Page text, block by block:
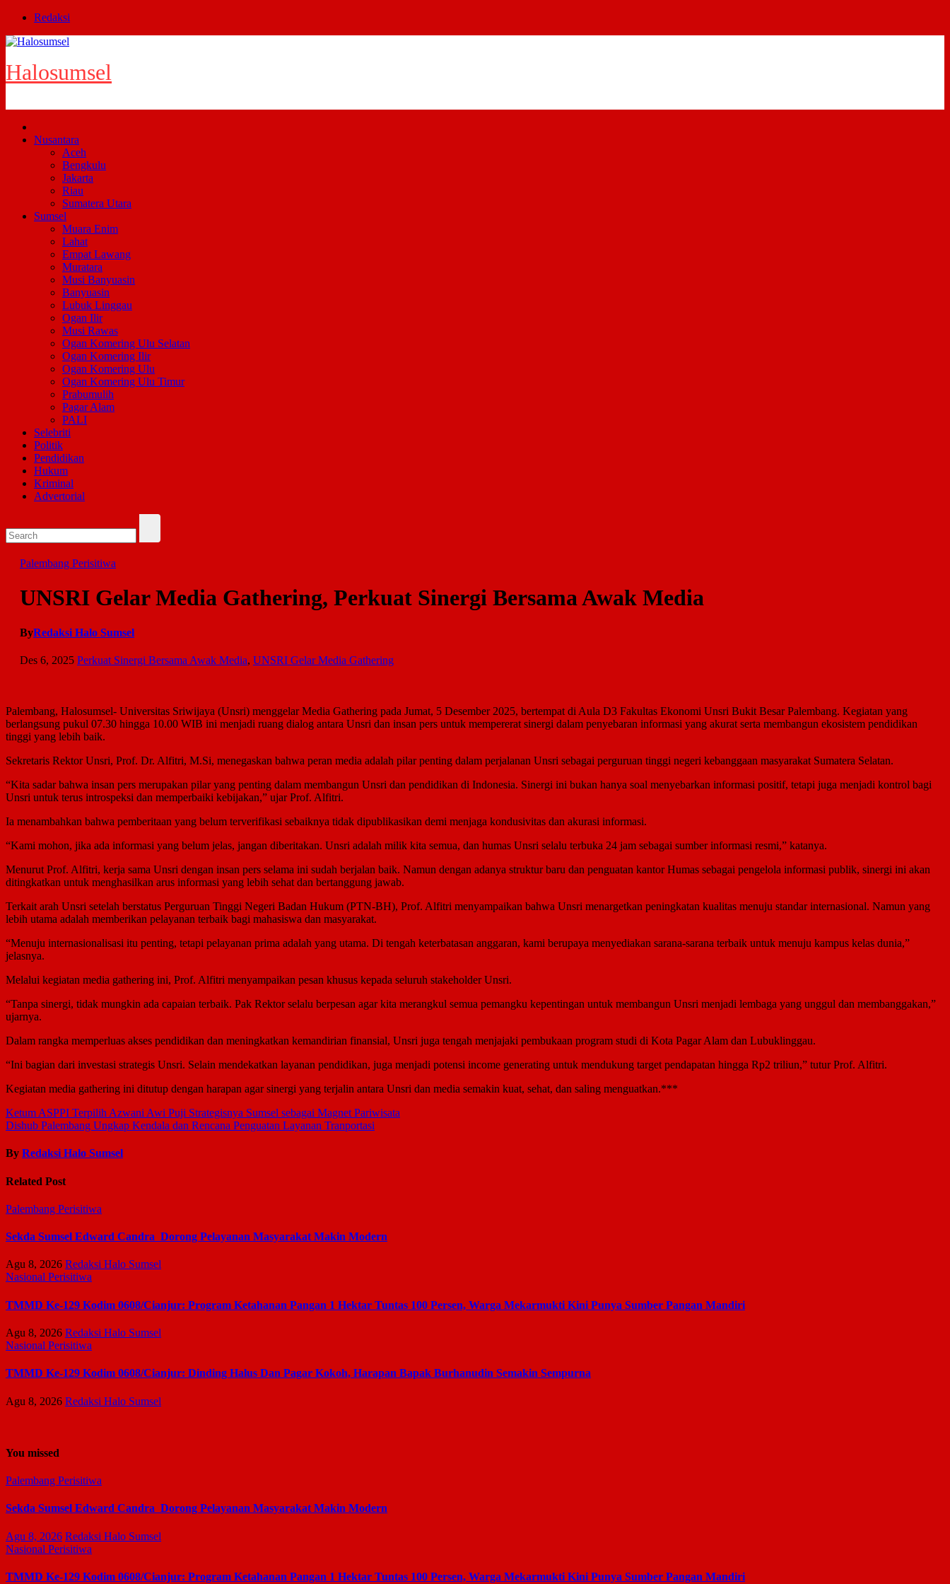
Skip
content
Redaksi
Halosumsel
Nusantara
Aceh
Bengkulu
Jakarta
Riau
Sumatera Utara
Sumsel
Muara Enim
Lahat
Empat Lawang
Muratara
Musi Banyuasin
Banyuasin
Lubuk Linggau
Ogan Ilir
Musi Rawas
Ogan Komering Ulu Selatan
Ogan Komering Ilir
Ogan Komering Ulu
Ogan Komering Ulu Timur
Prabumulih
Pagar Alam
PALI
Selebriti
Politik
Pendidikan
Hukum
Kriminal
Advertorial
Palembang Perisitiwa
UNSRI Gelar Media Gathering, Perkuat Sinergi Bersama Awak Media
ByRedaksi Halo Sumsel
Des 6, 2025 Perkuat Sinergi Bersama Awak Media, UNSRI Gelar Media Gathering
Palembang, Halosumsel- Universitas Sriwijaya (Unsri) menggelar Media Gathering pada Jumat, 5 Desember 2025, bertempat di Aula D3 Fakultas Ekonomi Unsri Bukit Besar Palembang. Kegiatan yang
berlangsung pukul 07.30 hingga 10.00 WIB ini menjadi ruang dialog antara Unsri dan insan pers untuk mempererat sinergi dalam penyebaran informasi yang akurat serta membangun ekosistem pendidikan
tinggi yang lebih baik.
Sekretaris Rektor Unsri, Prof. Dr. Alfitri, M.Si, menegaskan bahwa peran media adalah pilar penting dalam perjalanan Unsri sebagai perguruan tinggi negeri kebanggaan masyarakat Sumatera Selatan.
“Kita sadar bahwa insan pers merupakan pilar yang penting dalam membangun Unsri dan pendidikan di Indonesia. Sinergi ini bukan hanya soal menyebarkan informasi positif, tetapi juga menjadi kontrol bagi
Unsri untuk terus introspeksi dan memperbaiki kebijakan,” ujar Prof. Alfitri.
Ia menambahkan bahwa pemberitaan yang belum terverifikasi sebaiknya tidak dipublikasikan demi menjaga kondusivitas dan akurasi informasi.
“Kami mohon, jika ada informasi yang belum jelas, jangan diberitakan. Unsri adalah milik kita semua, dan humas Unsri selalu terbuka 24 jam sebagai sumber informasi resmi,” katanya.
Menurut Prof. Alfitri, kerja sama Unsri dengan insan pers selama ini sudah berjalan baik. Namun dengan adanya struktur baru dan penguatan kantor Humas sebagai pengelola informasi publik, sinergi ini akan
ditingkatkan untuk menghasilkan arus informasi yang lebih sehat dan bertanggung jawab.
Terkait arah Unsri setelah berstatus Perguruan Tinggi Negeri Badan Hukum (PTN-BH), Prof. Alfitri menyampaikan bahwa Unsri menargetkan peningkatan kualitas menuju standar internasional. Namun yang
lebih utama adalah memberikan pelayanan terbaik bagi mahasiswa dan masyarakat.
“Menuju internasionalisasi itu penting, tetapi pelayanan prima adalah yang utama. Di tengah keterbatasan anggaran, kami berupaya menyediakan sarana-sarana terbaik untuk menuju kampus kelas dunia,”
jelasnya.
Melalui kegiatan media gathering ini, Prof. Alfitri menyampaikan pesan khusus kepada seluruh stakeholder Unsri.
“Tanpa sinergi, tidak mungkin ada capaian terbaik. Pak Rektor selalu berpesan agar kita merangkul semua pemangku kepentingan untuk membangun Unsri menjadi lembaga yang unggul dan membanggakan,”
ujarnya.
Dalam rangka memperluas akses pendidikan dan meningkatkan kemandirian finansial, Unsri juga tengah menjajaki pembukaan program studi di Kota Pagar Alam dan Lubuklinggau.
“Ini bagian dari investasi strategis Unsri. Selain mendekatkan layanan pendidikan, juga menjadi potensi income generating untuk mendukung target pendapatan hingga Rp2 triliun,” tutur Prof. Alfitri.
Kegiatan media gathering ini ditutup dengan harapan agar sinergi yang terjalin antara Unsri dan media semakin kuat, sehat, dan saling menguatkan.***
Navigasi
pos
Ketum ASPPI Terpilih Azwani Awi Puji Strategisnya Sumsel sebagai Magnet Pariwisata
Dishub Palembang Ungkap Kendala dan Rencana Penguatan Layanan Tranportasi
By Redaksi Halo Sumsel
Related Post
Palembang Perisitiwa
Sekda Sumsel Edward Candra Dorong Pelayanan Masyarakat Makin Modern
Agu 8, 2026 Redaksi Halo Sumsel
Nasional Perisitiwa
TMMD Ke-129 Kodim 0608/Cianjur: Program Ketahanan Pangan 1 Hektar Tuntas 100 Persen, Warga Mekarmukti Kini Punya Sumber Pangan Mandiri
Agu 8, 2026 Redaksi Halo Sumsel
Nasional Perisitiwa
TMMD Ke-129 Kodim 0608/Cianjur: Dinding Halus Dan Pagar Kokoh, Harapan Bapak Burhanudin Semakin Sempurna
Agu 8, 2026 Redaksi Halo Sumsel
You missed
Palembang Perisitiwa
Sekda Sumsel Edward Candra Dorong Pelayanan Masyarakat Makin Modern
Agu 8, 2026 Redaksi Halo Sumsel
Nasional Perisitiwa
TMMD Ke-129 Kodim 0608/Cianjur: Program Ketahanan Pangan 1 Hektar Tuntas 100 Persen, Warga Mekarmukti Kini Punya Sumber Pangan Mandiri